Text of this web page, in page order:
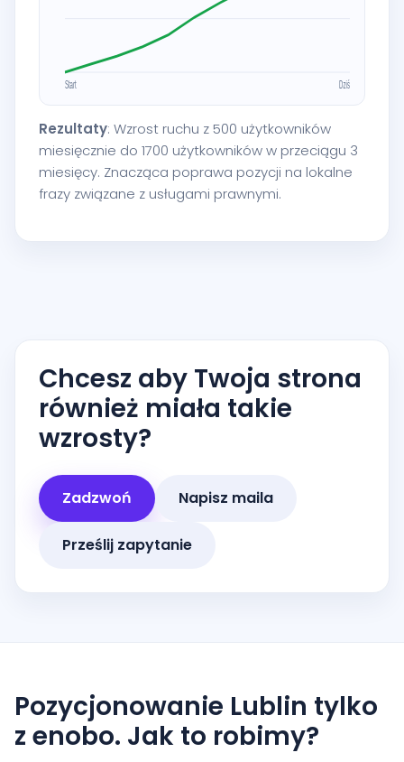
Rezultaty: Wzrost ruchu z 500 użytkowników
miesięcznie do 1700 użytkowników w przeciągu 3
miesięcy. Znacząca poprawa pozycji na lokalne
frazy związane z usługami prawnymi.
Chcesz aby Twoja strona
również miała takie
wzrosty?
Zadzwoń Napisz maila
Prześlij zapytanie
Pozycjonowanie Lublin tylko
z enobo. Jak to robimy?